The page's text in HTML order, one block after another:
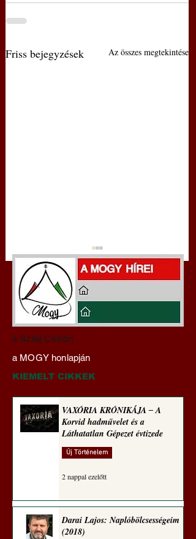
Friss bejegyzések Az összes megtekintése
Miért tabu Fauci
büntetőjogi felelősségre
vonása
a Szilaj Csikón
a MOGY honlapján
KIEMELT CIKKEK
VAXÓRIA KRÓNIKÁJA ‒ A
Korvid hadművelet és a
Láthatatlan Gépezet évtizede
Új Történelem
2 nappal ezelőtt
Darai Lajos: Naplóbölcsességeim
(2018)